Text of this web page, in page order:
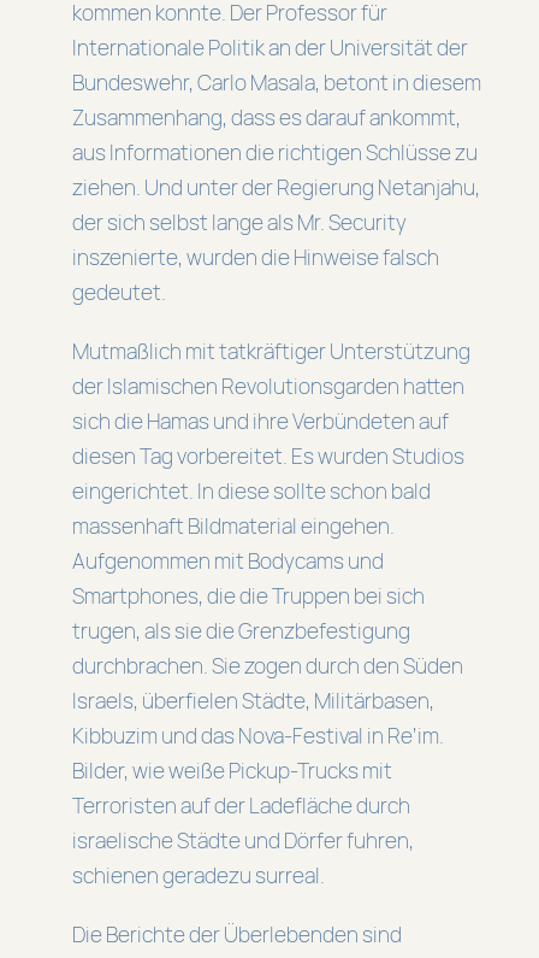
kommen konnte. Der Professor für
Internationale Politik an der Universität der
Bundeswehr, Carlo Masala, betont in diesem
Zusammenhang, dass es darauf ankommt,
aus Informationen die richtigen Schlüsse zu
ziehen. Und unter der Regierung Netanjahu,
der sich selbst lange als Mr. Security
inszenierte, wurden die Hinweise falsch
gedeutet.
Mutmaßlich mit tatkräftiger Unterstützung
der Islamischen Revolutionsgarden hatten
sich die Hamas und ihre Verbündeten auf
diesen Tag vorbereitet. Es wurden Studios
eingerichtet. In diese sollte schon bald
massenhaft Bildmaterial eingehen.
Aufgenommen mit Bodycams und
Smartphones, die die Truppen bei sich
trugen, als sie die Grenzbefestigung
durchbrachen. Sie zogen durch den Süden
Israels, überfielen Städte, Militärbasen,
Kibbuzim und das Nova-Festival in Re’im.
Bilder, wie weiße Pickup-Trucks mit
Terroristen auf der Ladefläche durch
israelische Städte und Dörfer fuhren,
schienen geradezu surreal.
Die Berichte der Überlebenden sind